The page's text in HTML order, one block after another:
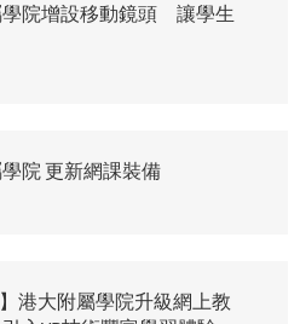
學院增設移動鏡頭 讓學生
院 更新網課裝備
港大附屬學院升級網上教